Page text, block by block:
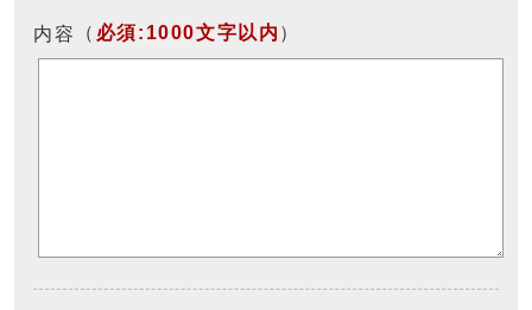
内容 （ 必須:1000文字以内 ）